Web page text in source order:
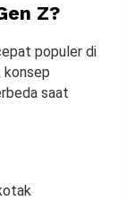
Z?
populer di
konsep
saat